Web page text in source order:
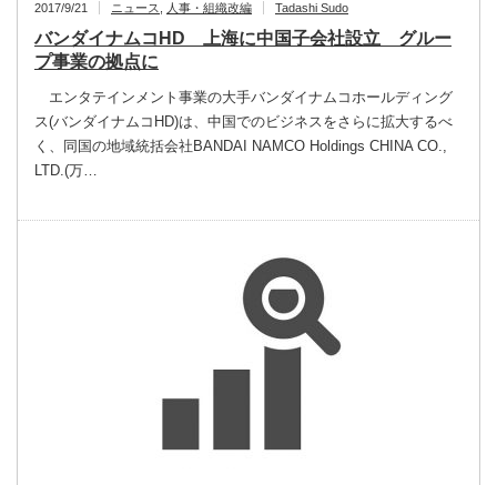
2017/9/21 ニュース 人事・組織改編 Tadashi Sudo
バンダイナムコHD 上海に中国子会社設立 グルー
プ事業の拠点に
エンタテインメント事業の大手バンダイナムコホールディング
ス(バンダイナムコHD)は、中国でのビジネスをさらに拡大するべ
く、同国の地域統括会社BANDAI NAMCO Holdings CHINA CO.,
LTD.(万…